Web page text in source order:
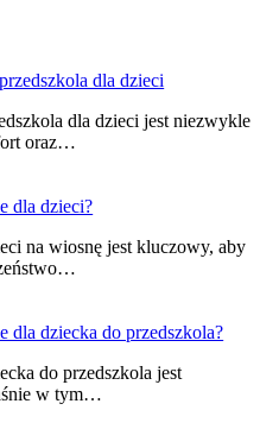
dla dzieci
dla dzieci jest niezwykle
oraz…
dla dzieci?
na wiosnę jest kluczowy, aby
dla dziecka do przedszkola?
do przedszkola jest
w tym…